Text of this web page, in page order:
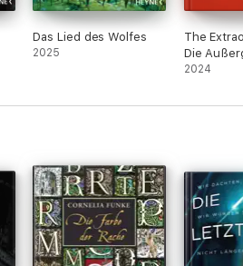
Das Lied des Wolfes
2025
The
Die
2024